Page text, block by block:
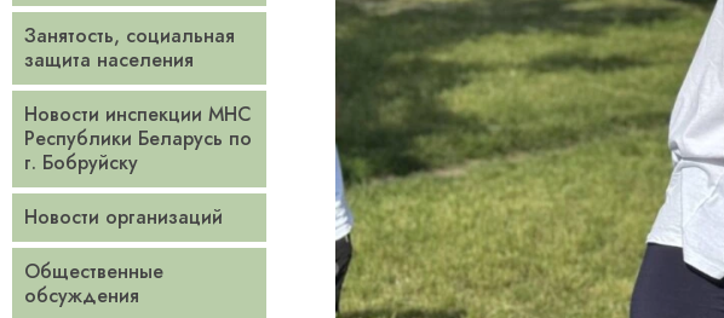
Занятость, социальная
защита населения
Новости инспекции МНС
Республики Беларусь по
г. Бобруйску
Новости организаций
Общественные
обсуждения